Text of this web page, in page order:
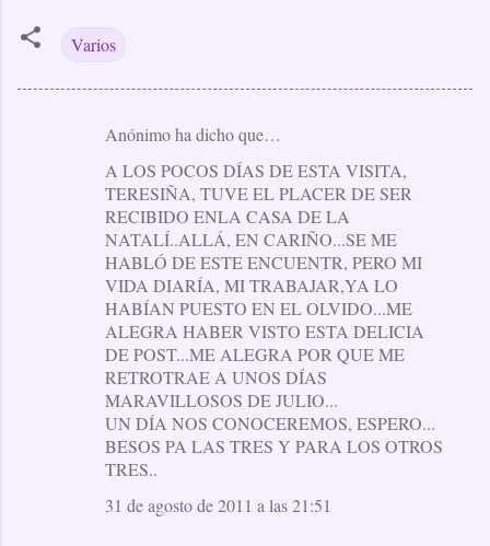
Varios
Anónimo ha dicho que…
A LOS POCOS DÍAS DE ESTA VISITA,
TERESIÑA, TUVE EL PLACER DE SER
RECIBIDO ENLA CASA DE LA
NATALÍ..ALLÁ, EN CARIÑO...SE ME
HABLÓ DE ESTE ENCUENTR, PERO MI
VIDA DIARÍA, MI TRABAJAR,YA LO
HABÍAN PUESTO EN EL OLVIDO...ME
ALEGRA HABER VISTO ESTA DELICIA
DE POST...ME ALEGRA POR QUE ME
RETROTRAE A UNOS DÍAS
MARAVILLOSOS DE JULIO...
UN DÍA NOS CONOCEREMOS, ESPERO...
BESOS PA LAS TRES Y PARA LOS OTROS
TRES..
31 de agosto de 2011 a las 21:51